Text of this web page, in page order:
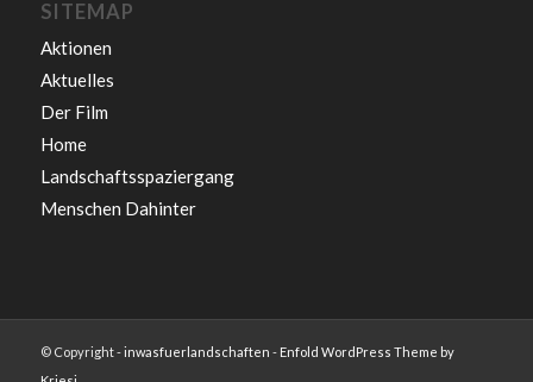
SITEMAP
Aktionen
Aktuelles
Der Film
Home
Landschaftsspaziergang
Menschen Dahinter
© Copyright -inwasfuerlandschaften - Enfold WordPress Theme by